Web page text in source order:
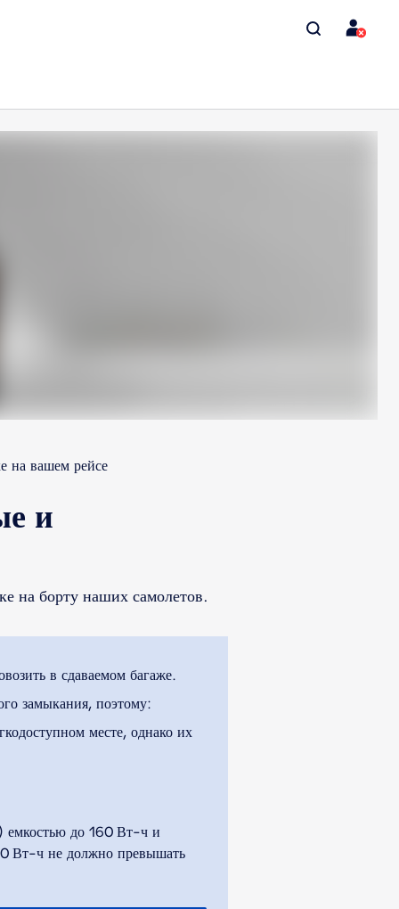
на вашем рейсе
и
на борту наших самолетов.
в сдаваемом багаже.
замыкания, поэтому:
месте, однако их
емкостью до 160 Вт-ч и
Вт-ч не должно превышать